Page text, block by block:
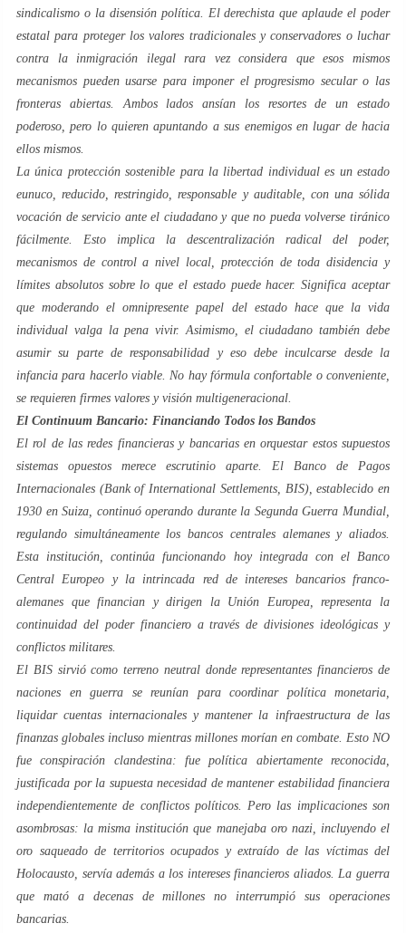
sindicalismo o la disensión política. El derechista que aplaude el poder
estatal para proteger los valores tradicionales y conservadores o luchar
contra la inmigración ilegal rara vez considera que esos mismos
mecanismos pueden usarse para imponer el progresismo secular o las
fronteras abiertas. Ambos lados ansían los resortes de un estado
poderoso, pero lo quieren apuntando a sus enemigos en lugar de hacia
ellos mismos.
La única protección sostenible para la libertad individual es un estado
eunuco, reducido, restringido, responsable y auditable, con una sólida
vocación de servicio ante el ciudadano y que no pueda volverse tiránico
fácilmente. Esto implica la descentralización radical del poder,
mecanismos de control a nivel local, protección de toda disidencia y
límites absolutos sobre lo que el estado puede hacer. Significa aceptar
que moderando el omnipresente papel del estado hace que la vida
individual valga la pena vivir. Asimismo, el ciudadano también debe
asumir su parte de responsabilidad y eso debe inculcarse desde la
infancia para hacerlo viable. No hay fórmula confortable o conveniente,
se requieren firmes valores y visión multigeneracional.
El Continuum Bancario: Financiando Todos los Bandos
El rol de las redes financieras y bancarias en orquestar estos supuestos
sistemas opuestos merece escrutinio aparte. El Banco de Pagos
Internacionales (Bank of International Settlements, BIS), establecido en
1930 en Suiza, continuó operando durante la Segunda Guerra Mundial,
regulando simultáneamente los bancos centrales alemanes y aliados.
Esta institución, continúa funcionando hoy integrada con el Banco
Central Europeo y la intrincada red de intereses bancarios franco-
alemanes que financian y dirigen la Unión Europea, representa la
continuidad del poder financiero a través de divisiones ideológicas y
conflictos militares.
El BIS sirvió como terreno neutral donde representantes financieros de
naciones en guerra se reunían para coordinar política monetaria,
liquidar cuentas internacionales y mantener la infraestructura de las
finanzas globales incluso mientras millones morían en combate. Esto NO
fue conspiración clandestina: fue política abiertamente reconocida,
justificada por la supuesta necesidad de mantener estabilidad financiera
independientemente de conflictos políticos. Pero las implicaciones son
asombrosas: la misma institución que manejaba oro nazi, incluyendo el
oro saqueado de territorios ocupados y extraído de las víctimas del
Holocausto, servía además a los intereses financieros aliados. La guerra
que mató a decenas de millones no interrumpió sus operaciones
bancarias.